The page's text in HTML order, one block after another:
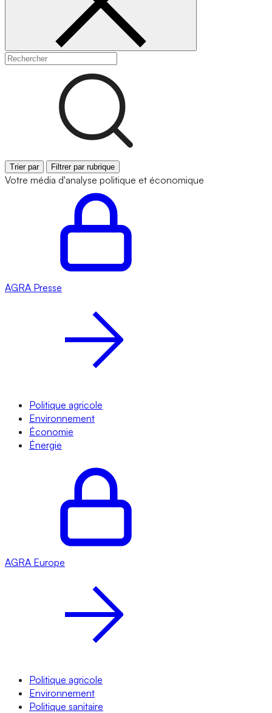
Trier par Filtrer par rubrique
Votre média d'analyse politique et économique
AGRA Presse
Politique agricole
Environnement
Économie
Énergie
AGRA Europe
Politique agricole
Environnement
Politique sanitaire